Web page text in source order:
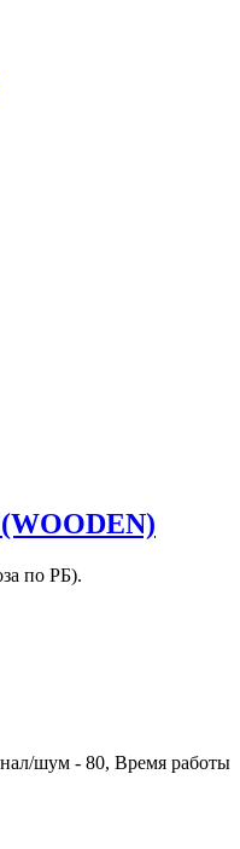
по РБ).
шум - 80, Время работы